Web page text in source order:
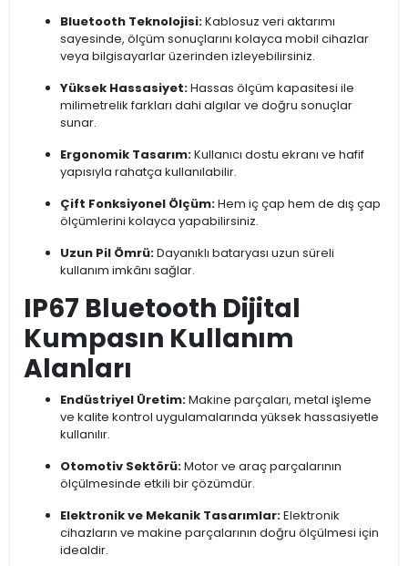
Bluetooth Teknolojisi:Kablosuz veri aktarımı
sayesinde, ölçüm sonuçlarını kolayca mobil cihazlar
veya bilgisayarlar üzerinden izleyebilirsiniz.
Yüksek Hassasiyet:Hassas ölçüm kapasitesi ile
milimetrelik farkları dahi algılar ve doğru sonuçlar
sunar.
Ergonomik Tasarım:Kullanıcı dostu ekranı ve hafif
yapısıyla rahatça kullanılabilir.
Çift Fonksiyonel Ölçüm:Hem iç çap hem de dış çap
ölçümlerini kolayca yapabilirsiniz.
Uzun Pil Ömrü:Dayanıklı bataryası uzun süreli
kullanım imkânı sağlar.
IP67 Bluetooth Dijital
Kumpasın Kullanım
Alanları
Endüstriyel Üretim:Makine parçaları, metal işleme
ve kalite kontrol uygulamalarında yüksek hassasiyetle
kullanılır.
Otomotiv Sektörü:Motor ve araç parçalarının
ölçülmesinde etkili bir çözümdür.
Elektronik ve Mekanik Tasarımlar:Elektronik
cihazların ve makine parçalarının doğru ölçülmesi için
idealdir.